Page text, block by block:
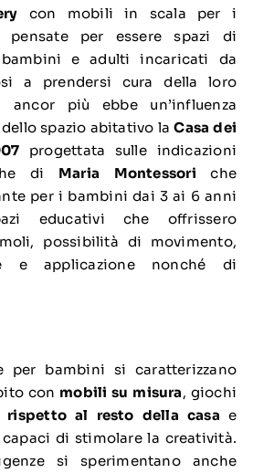
con mobili in scala per i
pensate per essere spazi di
e adulti incaricati da
a prendersi cura della loro
ancor più ebbe un’influenza
dello spazio abitativo laCasa dei
progettata sulle indicazioni
di Maria Montessori che
per i bambini dai 3 ai 6 anni
educativi che offrissero
possibilità di movimento,
e applicazione nonché di
per bambini si caratterizzano
con mobili su misura, giochi
rispetto al resto della casa e
di stimolare la creatività.
si sperimentano anche